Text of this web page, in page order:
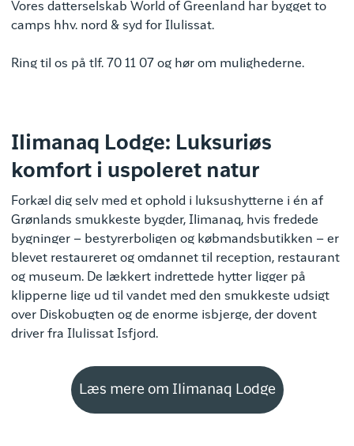
Vores datterselskab World of Greenland har bygget to
camps hhv. nord & syd for Ilulissat.
Ring til os på tlf. 70 11 07 og hør om mulighederne.
Ilimanaq Lodge: Luksuriøs
komfort i uspoleret natur
Forkæl dig selv med et ophold i luksushytterne i én af
Grønlands smukkeste bygder, Ilimanaq, hvis fredede
bygninger – bestyrerboligen og købmandsbutikken – er
blevet restaureret og omdannet til reception, restaurant
og museum. De lækkert indrettede hytter ligger på
klipperne lige ud til vandet med den smukkeste udsigt
over Diskobugten og de enorme isbjerge, der dovent
driver fra Ilulissat Isfjord.
Læs mere om Ilimanaq Lodge